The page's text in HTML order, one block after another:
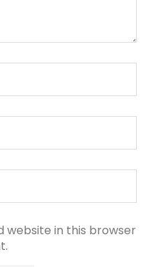
website in this browser